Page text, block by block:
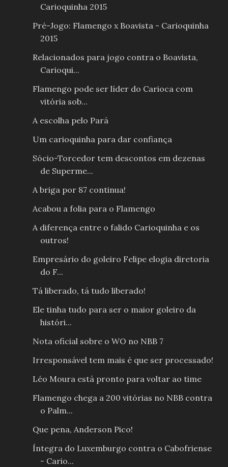
Carioquinha 2015
Pré-Jogo: Flamengo x Boavista - Carioquinha
2015
Relacionados para jogo contra o Boavista,
Carioqui...
Flamengo pode ser líder do Carioca com
vitória sob...
A escolha pelo Pará
Um carioquinha para dar confiança
Sócio-Torcedor tem descontos em dezenas
de Superme...
A briga por 87 continua!
Acabou a folia para o Flamengo
A diferença entre o falido Carioquinha e os
outros!
Empresário do goleiro Felipe elogia diretoria
do F...
Tá liberado, tá tudo liberado!
Ele tinha tudo para ser o maior goleiro da
históri...
Nota oficial sobre o WO no NBB 7
Irresponsável tem mais é que ser processado!
Léo Moura está pronto para voltar ao time
Flamengo chega a 200 vitórias no NBB contra
o Palm...
Que pena, Anderson Pico!
Íntegra do Luxemburgo contra o Cabofriense
- Cario...